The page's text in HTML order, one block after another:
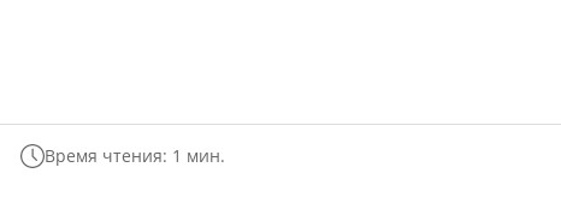
Время чтения: 1 мин.